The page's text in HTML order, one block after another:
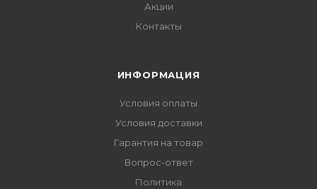
Акции
Контакты
ИНФОРМАЦИЯ
Условия оплаты
Условия доставки
Гарантия на товар
Вопрос-ответ
Политика